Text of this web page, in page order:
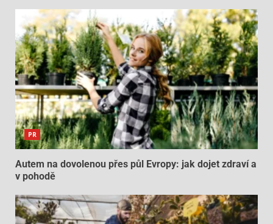
PR
Autem na dovolenou přes půl Evropy: jak dojet zdraví a
v pohodě